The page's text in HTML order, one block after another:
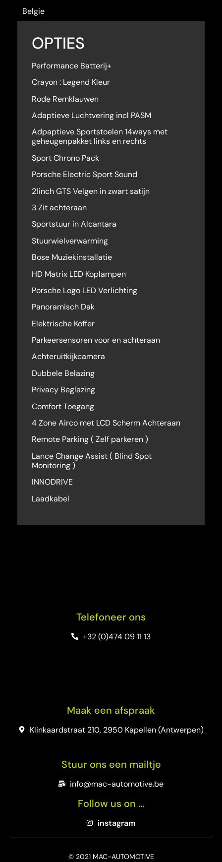
Belgie
OPTIES
Performance Batterij+
Crayon : Legend Kleur
Rode Remklauwen
Adaptieve Luchtvering incl PASM
Adpaptieve Sportstoelen 14ways met
geheugenpakket links en rechts
Sport Chrono Pack
Porsche Electric Sport Sound
21inch GTS Velgen in zwart satijn
3 Zit achteraan
Sportstuur in Alcantara
Stuurwielverwarming
Bose Muziekinstallatie
HD Matrix LED Koplampen
Porsche Logo LED Verlichting
Panoramisch Dak
Elektrische Koffer
Parkeersensoren voor en achteraan
Achteruitkijkcamera
Dubbele Belazing
Privacy Beglazing
Comfort Toegang
4 Zone Airco met LCD Scherm Achteraan
Remote Parking ( Zelf parkeren )
Lance Change Assist ( Blind Spot
Monitoring )
INNODRIVE
Laadkabel
Telefoneer ons
+32 (0)474 09 11 13
Maak een afspraak
Klinkaardstraat 210, 2950 Kapellen (Antwerpen)
Stuur ons een mailtje
info@mac-automotive.be
Follow us on ...
instagram
© 2021 MAC-AUTOMOTIVE